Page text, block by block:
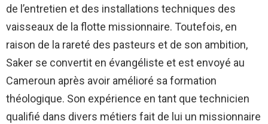
de l’entretien et des installations techniques des
vaisseaux de la flotte missionnaire. Toutefois, en
raison de la rareté des pasteurs et de son ambition,
Saker se convertit en évangéliste et est envoyé au
Cameroun après avoir amélioré sa formation
théologique. Son expérience en tant que technicien
qualifié dans divers métiers fait de lui un missionnaire